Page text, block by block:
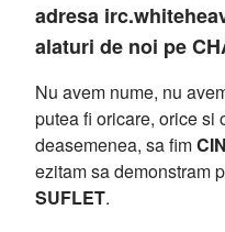
adresa
alaturi de noi pe
Nu avem nume, nu
putea fi oricare, orice si
deasemenea, sa fim
ezitam sa demonstram
SUFLET.